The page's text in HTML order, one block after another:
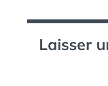
l’article
Laisser